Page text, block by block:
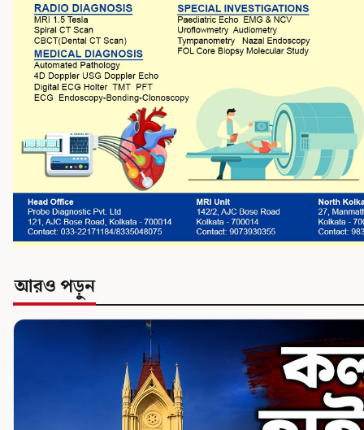
আরও পড়ুন